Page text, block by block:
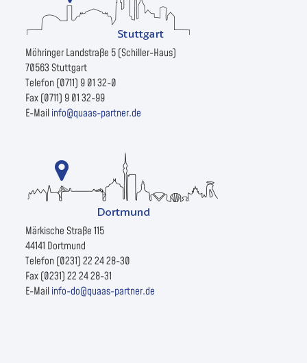
Möhringer Landstraße 5 (Schiller-Haus)
70563 Stuttgart
Telefon (0711) 9 01 32-0
Fax (0711) 9 01 32-99
E-Mailinfo@quaas-partner.de
Märkische Straße 115
44141 Dortmund
Telefon (0231) 22 24 28-30
Fax (0231) 22 24 28-31
E-Mailinfo-do@quaas-partner.de